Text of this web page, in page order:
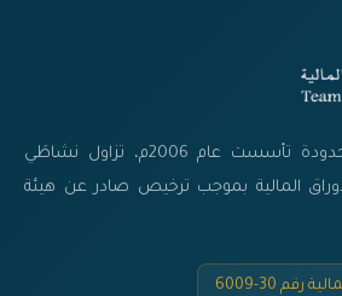
شركة ذات مسؤولية محدودة تأسست عام 2006م، تزاول نشاطَي
المالية بموجب ترخيص صادر عن هيئة
30-6009